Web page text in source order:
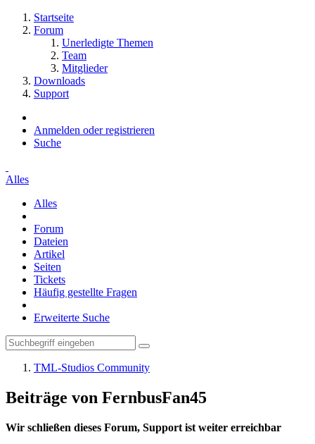
Startseite
Forum
Unerledigte Themen
Team
Mitglieder
Downloads
Support
Anmelden oder registrieren
Suche
Alles
Alles
Forum
Dateien
Artikel
Seiten
Tickets
Häufig gestellte Fragen
Erweiterte Suche
TML-Studios Community
Beiträge von FernbusFan45
Wir schließen dieses Forum, Support ist weiter erreichbar